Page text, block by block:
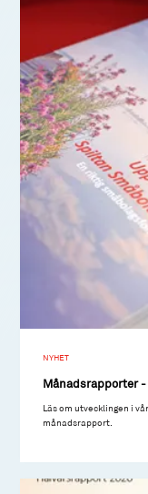
NYHET
Månadsrapporter
Läs om utvecklingen i
månadsrapport.